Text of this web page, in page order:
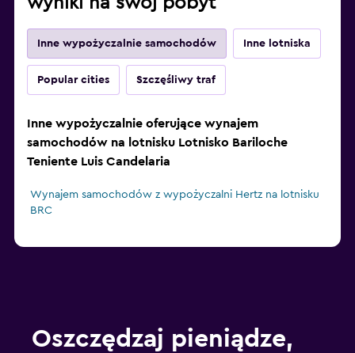
Inne wypożyczalnie samochodów Inne lotniska
Popular cities Szczęśliwy traf
Inne wypożyczalnie oferujące wynajem
samochodów na lotnisku Lotnisko Bariloche
Teniente Luis Candelaria
Wynajem samochodów z wypożyczalni Hertz na lotnisku
BRC
Oszczędzaj pieniądze,